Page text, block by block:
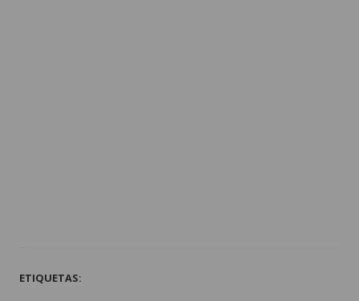
ETIQUETAS: